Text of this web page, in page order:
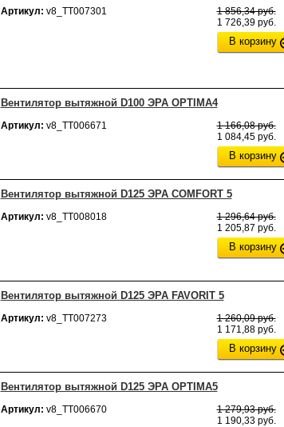
Артикул: v8_ТТ007301
1 856,34 руб.
1 726,39 руб.
В корзину
Вентилятор вытяжной D100 ЭРА ОPTIMA4
Артикул: v8_ТТ006671
1 166,08 руб.
1 084,45 руб.
В корзину
Вентилятор вытяжной D125 ЭРА COMFORT 5
Артикул: v8_ТТ008018
1 296,64 руб.
1 205,87 руб.
В корзину
Вентилятор вытяжной D125 ЭРА FAVORIT 5
Артикул: v8_ТТ007273
1 260,09 руб.
1 171,88 руб.
В корзину
Вентилятор вытяжной D125 ЭРА ОPTIMA5
Артикул: v8_ТТ006670
1 279,93 руб.
1 190,33 руб.